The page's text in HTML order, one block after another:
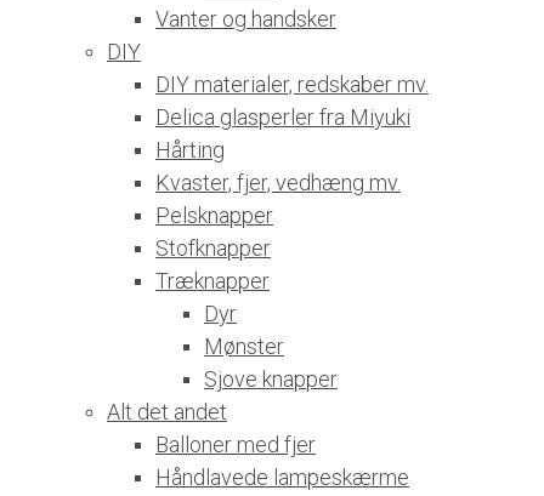
Vanter og handsker
DIY
DIY materialer, redskaber mv.
Delica glasperler fra Miyuki
Hårting
Kvaster, fjer, vedhæng mv.
Pelsknapper
Stofknapper
Træknapper
Dyr
Mønster
Sjove knapper
Alt det andet
Balloner med fjer
Håndlavede lampeskærme